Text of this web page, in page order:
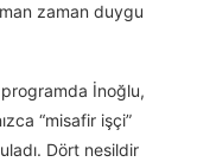
zaman duygu
İnoğlu,
“misafir işçi”
Dört nesildir